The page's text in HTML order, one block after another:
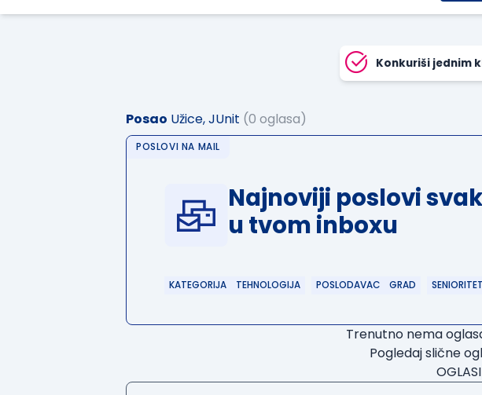
Konkuriši jednim
Posao Užice, JUnit (0 oglasa)
POSLOVI NA MAIL
Najnoviji poslovi
u tvom inboxu
KATEGORIJA TEHNOLOGIJA POSLODAVAC GRAD SENIORITET
Trenutno nema
Pogledaj slične